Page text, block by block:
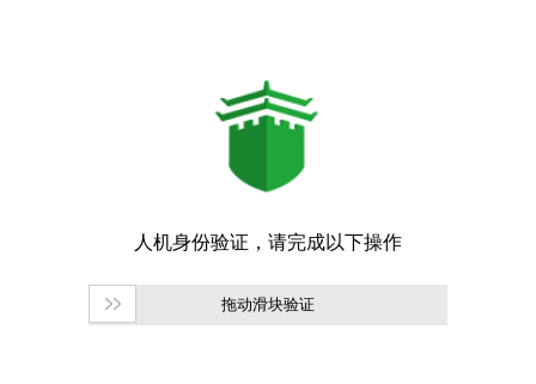
拖动滑块验证